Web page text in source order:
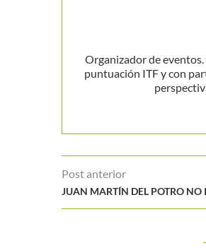
Organizador de
puntuación ITF y con
Post anterior
JUAN MARTÍN DEL POTRO NO